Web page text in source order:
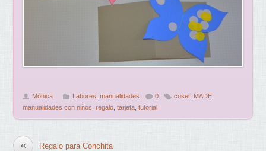
Mònica Labores ,manualidades 0 coser, MADE
manualidades con niños ,regalo ,tarjeta ,tutorial
« Regalo para Conchita